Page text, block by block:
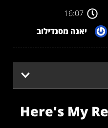
16:07
יאנה מסנדילוב